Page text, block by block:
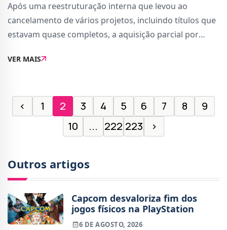
Após uma reestruturação interna que levou ao
cancelamento de vários projetos, incluindo títulos que
estavam quase completos, a aquisição parcial por
posterior reabertura do estúdio Ubisoft
VER MAIS
‹ 1 2 3 4 5 6 7 8
9
10
... 222 223 ›
Outros artigos
Capcom desvaloriza fim dos
jogos físicos na PlayStation
6 DE AGOSTO, 2026